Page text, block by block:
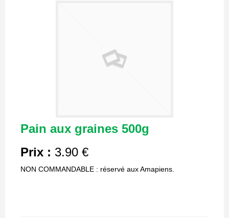
Pain aux graines 500g
Prix : 3.90 €
NON COMMANDABLE : réservé aux Amapiens.